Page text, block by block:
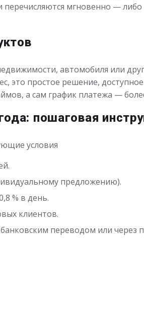
перечисляются мгновенно —
автомобиля или
это простое решение,
а сам график платежа —
пошаговая
условия
предложению).
% в день.
клиентов.
переводом или через